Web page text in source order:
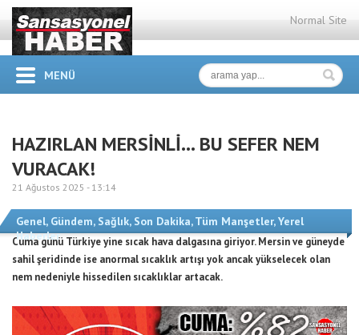
Normal Site
MENÜ
HAZIRLAN MERSİNLİ… BU SEFER NEM
VURACAK!
21 Ağustos 2025 - 13:14
Genel, Gündem, Sağlık, Son Dakika,Tüm Manşetler,Yerel
Haberler
Cuma günü Türkiye yine sıcak hava dalgasına giriyor. Mersin ve güneyde
sahil şeridinde ise anormal sıcaklık artışı yok ancak yükselecek olan
nem nedeniyle hissedilen sıcaklıklar artacak.